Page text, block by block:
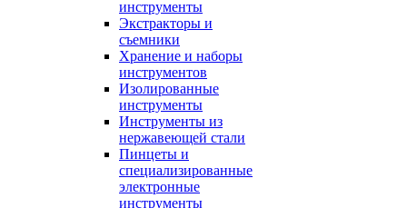
инструменты
Экстракторы и
съемники
Хранение и наборы
инструментов
Изолированные
инструменты
Инструменты из
нержавеющей стали
Пинцеты и
специализированные
электронные
инструменты